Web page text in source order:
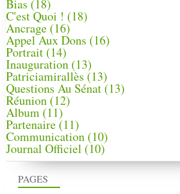
PAGES
Bias (18)
C'est Quoi ! (18)
Ancrage (16)
Appel Aux Dons (16)
Portrait (14)
Inauguration (13)
Patriciamirallès (13)
Questions Au Sénat(13)
Réunion (12)
Album (11)
Partenaire(11)
Communication (10)
Journal Officiel (10)